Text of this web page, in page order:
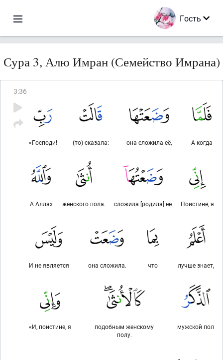
Гость
Сура 3, Алю Имран (Семейство Имрана)
3:36
А когда
она сложила её,
(то) сказала:
«Господи!
Поистине, я
сложила [родила] её
женского пола.
А Аллах
лучше знает,
что
она сложила.
И не является
мужской пол
подобным женскому
полу.
«И, поистине, я